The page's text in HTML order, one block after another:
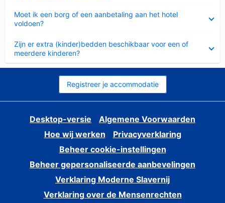
Moet ik een borg of een aanbetaling aan het hotel
voldoen?
Zijn er extra (kinder)bedden beschikbaar voor een of
meerdere kinderen?
Registreer je accommodatie
Desktop-versie
Algemene Voorwaarden
Hoe wij werken
Privacyverklaring
Beheer cookie-instellingen
Beheer gepersonaliseerde aanbevelingen
Verklaring Moderne Slavernij
Verklaring over de Mensenrechten